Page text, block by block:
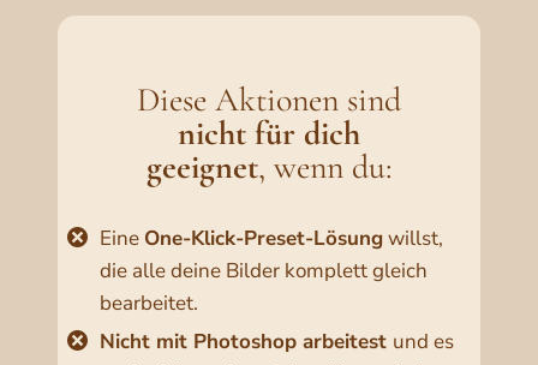
Diese Aktionen sind
nicht für dich
geeignet, wenn du:
Eine One-Klick-Preset-Lösungwillst,
die alle deine Bilder komplett gleich
bearbeitet.
Nicht mit Photoshop arbeitest und es